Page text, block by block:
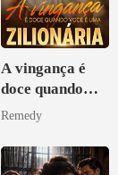
A vingança é
doce quando
você é uma
Remedy